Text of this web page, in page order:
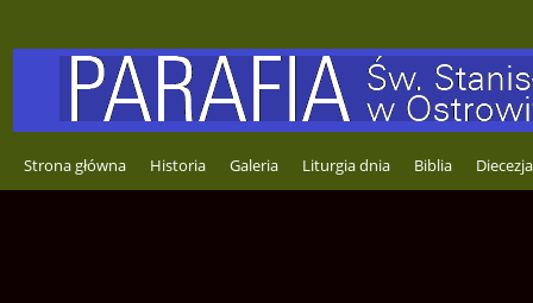
Strona główna Historia Galeria Liturgia dnia Biblia